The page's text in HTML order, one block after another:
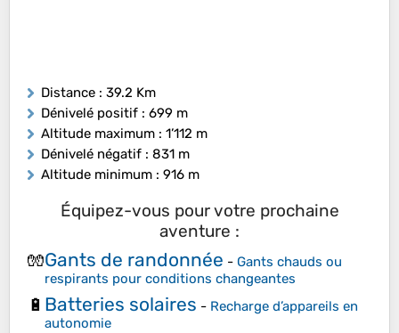
Distance : 39.2 Km
Dénivelé positif : 699 m
Altitude maximum : 1’112 m
Dénivelé négatif : 831 m
Altitude minimum : 916 m
Équipez-vous pour votre prochaine
aventure :
🧤Gants de randonnée - Gants chauds ou
respirants pour conditions changeantes
🔋 Batteries solaires - Recharge d’appareils en
autonomie